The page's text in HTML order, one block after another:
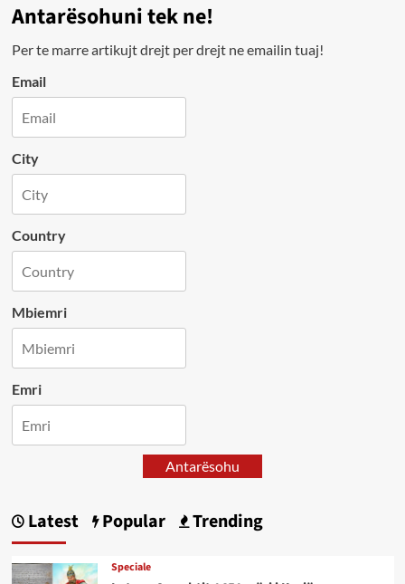
Antarësohuni tek ne!
Per te marre artikujt drejt per drejt ne emailin tuaj!
Email
City
Country
Mbiemri
Emri
Antarësohu
Latest Popular Trending
Speciale